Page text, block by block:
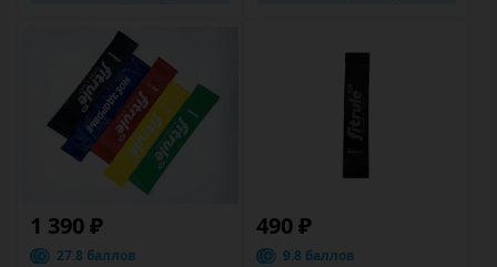
1 390 ₽
27.8 баллов
490 ₽
9.8 баллов